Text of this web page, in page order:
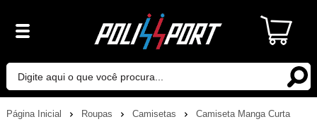
Página Inicial Roupas Camisetas Camiseta Manga Curta